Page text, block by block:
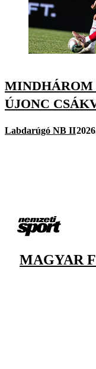
MINDHÁROM
ÚJONC
Labdarúgó NB II
MAGYAR